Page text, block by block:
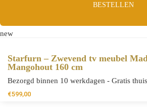
BESTELLEN
new
Starfurn – Zwevend tv meubel
Mangohout 160 cm
Bezorgd binnen 10 werkdagen - Gratis
€599,00